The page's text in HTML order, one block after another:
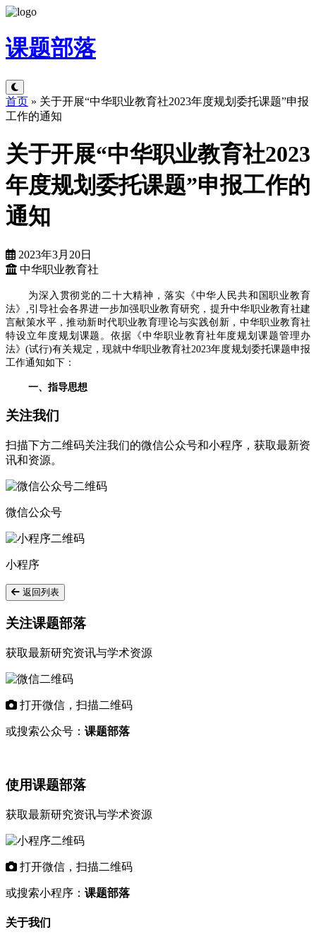
课题部落
首页 » 关于开展“中华职业教育社2023年度规划委托课题”申报
工作的通知
关于开展“中华职业教育社2023
年度规划委托课题”申报工作的
通知
2023年3月20日
中华职业教育社
为深入贯彻党的二十大精神，落实《中华人民共和国职业教育
法》,引导社会各界进一步加强职业教育研究，提升中华职业教育社建
言献策水平，推动新时代职业教育理论与实践创新，中华职业教育社
特设立年度规划课题。依据《中华职业教育社年度规划课题管理办
法》(试行)有关规定，现就中华职业教育社2023年度规划委托课题申报
工作通知如下：
一、指导思想
关注我们
扫描下方二维码关注我们的微信公众号和小程序，获取最新资
讯和资源。
微信公众号
小程序
返回列表
关注课题部落
获取最新研究资讯与学术资源
打开微信，扫描二维码
或搜索公众号： 课题部落
使用课题部落
获取最新研究资讯与学术资源
打开微信，扫描二维码
或搜索小程序： 课题部落
关于我们